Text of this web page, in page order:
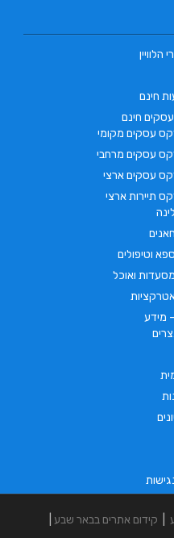
חינם
חינם
עסקים מקומי
עסקים מרחבי
עסקים ארצי
תיירות ארצי
לינה
חאנים
ספא וטיפולים
מסעדות ואוכל
מידע
קידום אתרים בבאר שבע